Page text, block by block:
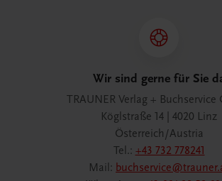
Wir sind gerne für Sie
TRAUNER Verlag + Buchservice
Köglstraße 14 | 4020 Linz
Österreich/Austria
Tel.: +43 732 778241
Mail: